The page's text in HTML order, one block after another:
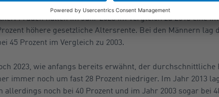
bei der Anzahl der Versicherungszeiten zeigt sich auch
Frauen hatten im Jahr 2023 im Vergleich zu 2013 eine
höhere gesetzliche Altersrente. Bei den Männern lag
45 Prozent im Vergleich zu 2003.
2023, wie anfangs bereits erwähnt, der durchschnittliche
immer noch um fast 28 Prozent niedriger. Im Jahr 2013
allerdings noch bei 40 Prozent und im Jahr 2003 sogar bei